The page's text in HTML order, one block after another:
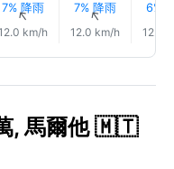
7% 降雨
↑
km/h
7% 降雨
↑
12.0 km/h
6%
12.0
, 馬爾他 🇲🇹